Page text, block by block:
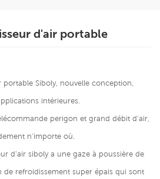
d'air portable
Siboly, nouvelle conception,
intérieures.
perigon et grand débit d'air,
n'importe où.
d'air siboly a une gaze à poussière de
refroidissement super épais qui sont